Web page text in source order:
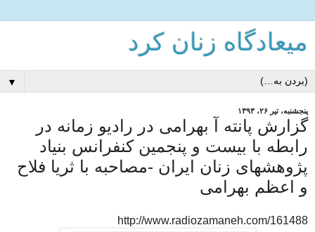
میعادگاه زنان كرد
▼
پنجشنبه، تیر ۲۶، ۱۳۹۳
گزارش پانته آ بهرامی در رادیو زمانه در
رابطه با بیست و پنجمین کنفرانس بنیاد
پژوهشهای زنان ایران -مصاحبه با ثریا فلاح
و اعظم بهرامی
http://www.radiozamaneh.com/161488